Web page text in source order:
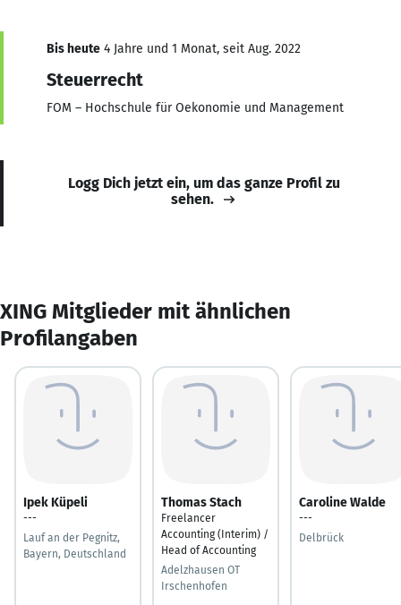
Bis heute 4 Jahre und 1 Monat, seit Aug. 2022
Steuerrecht
FOM – Hochschule für Oekonomie und Management
Logg Dich jetzt ein, um das ganze Profil zu
sehen.
XING Mitglieder mit ähnlichen
Profilangaben
Ipek Küpeli
---
Lauf an der Pegnitz,
Bayern, Deutschland
Thomas Stach
Freelancer
Accounting (Interim) /
Head of Accounting
Adelzhausen OT
Irschenhofen
Caroline Walde
---
Delbrück